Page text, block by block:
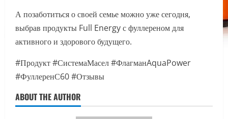
А позаботиться о своей семье можно уже сегодня,
выбрав продукты Full Energy с фуллереном для
активного и здорового будущего.
#Продукт #СистемаМасел #ФлагманAquaPower
#ФуллеренС60 #Отзывы
ABOUT THE AUTHOR